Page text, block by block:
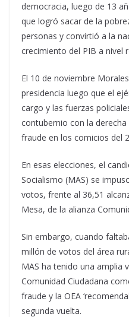
democracia, luego de 13
que logró sacar de la
personas y convirtió a la
crecimiento del PIB a nivel
El 10 de noviembre
presidencia luego que el
cargo y las fuerzas
contubernio con la
fraude en los comicios del
En esas elecciones, el
Socialismo (MAS) se
votos, frente al 36,51
Mesa, de la alianza
Sin embargo, cuando
millón de votos del área
MAS ha tenido una amplia
Comunidad Ciudadana
fraude y la OEA
segunda vuelta.